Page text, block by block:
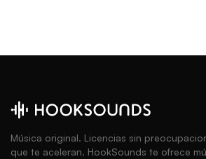
Música original. Licencias sin
que te aceleran. HookSounds te ofrece